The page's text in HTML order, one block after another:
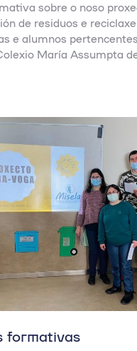
sobre o noso
de residuos e
e alumnos
María Assumpta
formativas